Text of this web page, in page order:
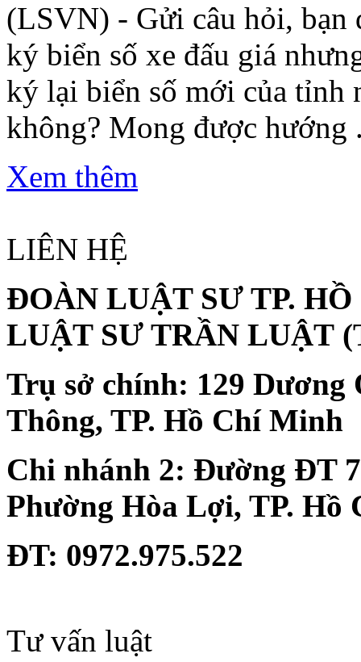
(LSVN) - Gửi câu hỏi, bạn
ký biển số xe đấu giá
ký lại biển số mới của tỉnh
không? Mong được hướng
Xem thêm
LIÊN HỆ
ĐOÀN LUẬT SƯ TP.
LUẬT SƯ TRẦN LUẬT
Trụ sở chính: 129 Dương
Thông, TP. Hồ Chí Minh
Chi nhánh 2: Đường ĐT
Phường Hòa Lợi, TP. Hồ
ĐT: 0972.975.522
Tư vấn luật